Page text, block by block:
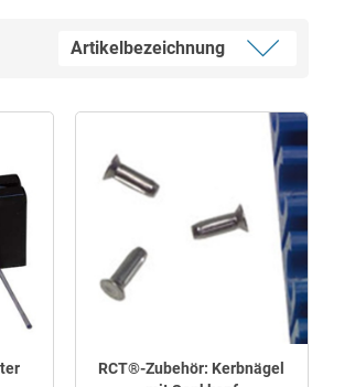
RCT®-Zubehör: Kerbnägel